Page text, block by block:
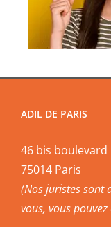
ADIL DE PARIS
46 bis boulevard
75014 Paris
(Nos juristes sont
vous, vous pouvez